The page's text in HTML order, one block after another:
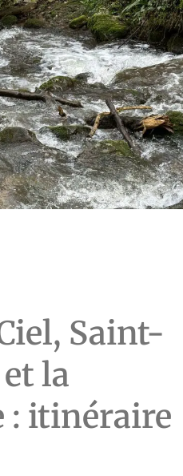
Saint-
la
: itinéraire